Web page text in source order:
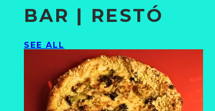
BAR | RESTÓ
SEE ALL